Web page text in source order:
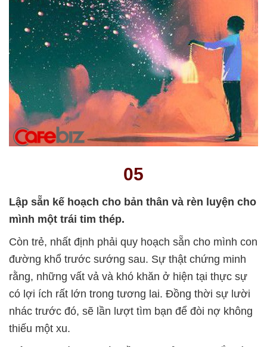
05
Lập sẵn kế hoạch cho bản thân và rèn luyện cho
mình một trái tim thép.
Còn trẻ, nhất định phải quy hoạch sẵn cho mình con
đường khổ trước sướng sau. Sự thật chứng minh
rằng, những vất vả và khó khăn ở hiện tại thực sự
có lợi ích rất lớn trong tương lai. Đồng thời sự lười
nhác trước đó, sẽ lần lượt tìm bạn để đòi nợ không
thiếu một xu.